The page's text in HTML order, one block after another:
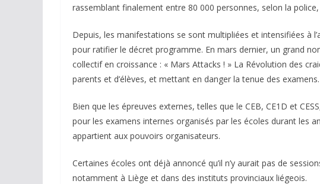
rassemblant finalement entre 80 000 personnes, selon la
Depuis, les manifestations se sont multipliées et intensifiées à
pour ratifier le décret programme. En mars dernier, un grand
collectif en croissance : « Mars Attacks ! » La Révolution des
parents et d’élèves, et mettant en danger la tenue des examens.
Bien que les épreuves externes, telles que le CEB, CE1D et
pour les examens internes organisés par les écoles durant les
appartient aux pouvoirs organisateurs.
Certaines écoles ont déjà annoncé qu’il n’y aurait pas de
notamment à Liège et dans des instituts provinciaux liégeois.